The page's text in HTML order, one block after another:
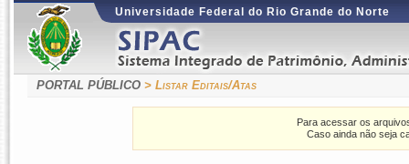
Universidade Federal do Rio Grande do Norte
PORTAL PÚBLICO > Listar Editais/Atas
Para acessar os
Caso ainda não seja